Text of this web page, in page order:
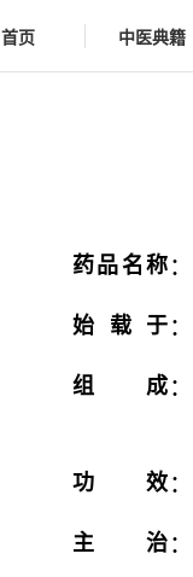
首页 中医典籍
药品名称：
始载于：
组成：
功效：
主治：